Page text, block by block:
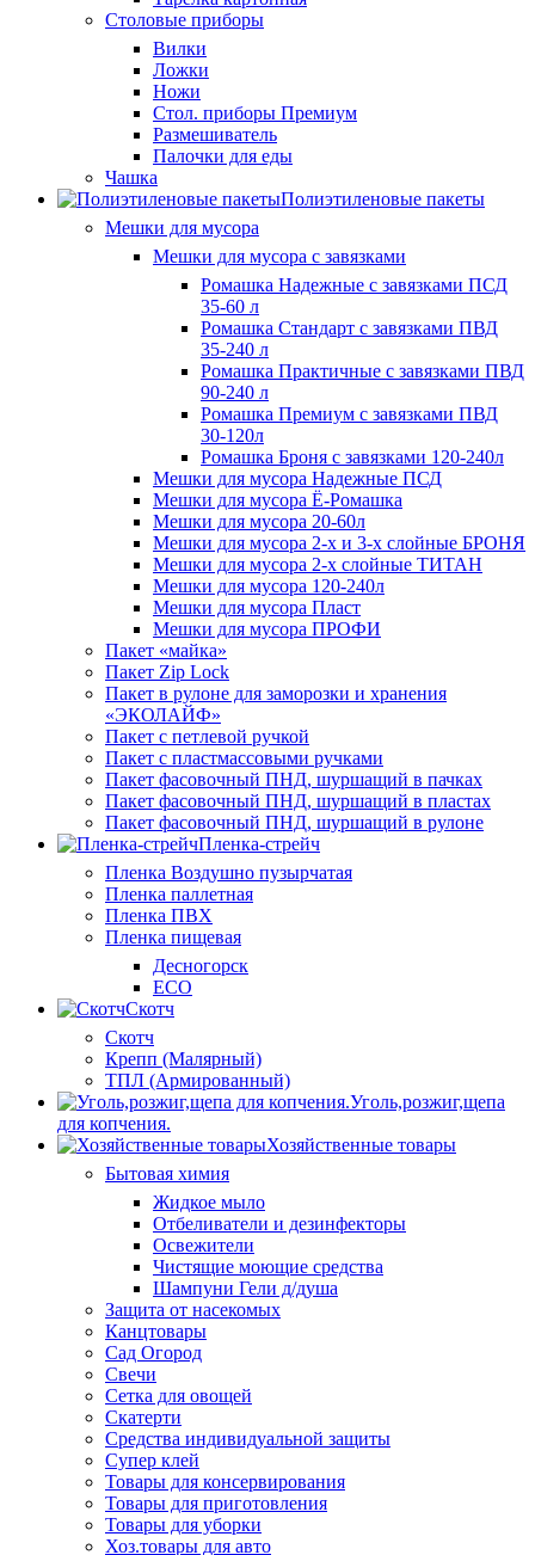
Столовые приборы
Вилки
Ложки
Ножи
Стол. приборы Премиум
Размешиватель
Палочки для еды
Чашка
Полиэтиленовые пакеты
Мешки для мусора
Мешки для мусора с завязками
Ромашка Надежные с завязками ПСД
35-60 л
Ромашка Стандарт с завязками ПВД
35-240 л
Ромашка Практичные с завязками ПВД
90-240 л
Ромашка Премиум с завязками ПВД
30-120л
Ромашка Броня с завязками 120-240л
Мешки для мусора Надежные ПСД
Мешки для мусора Ё-Ромашка
Мешки для мусора 20-60л
Мешки для мусора 2-х и 3-х слойные БРОНЯ
Мешки для мусора 2-х слойные ТИТАН
Мешки для мусора 120-240л
Мешки для мусора Пласт
Мешки для мусора ПРОФИ
Пакет «майка»
Пакет Zip Lock
Пакет в рулоне для заморозки и хранения
«ЭКОЛАЙФ»
Пакет с петлевой ручкой
Пакет с пластмассовыми ручками
Пакет фасовочный ПНД, шуршащий в пачках
Пакет фасовочный ПНД, шуршащий в пластах
Пакет фасовочный ПНД, шуршащий в рулоне
Пленка-стрейч
Пленка Воздушно пузырчатая
Пленка паллетная
Пленка ПВХ
Пленка пищевая
Десногорск
ECO
Скотч
Скотч
Крепп (Малярный)
ТПЛ (Армированный)
Уголь,розжиг,щепа
для копчения.
Хозяйственные товары
Бытовая химия
Жидкое мыло
Отбеливатели и дезинфекторы
Освежители
Чистящие моющие средства
Шампуни Гели д/душа
Защита от насекомых
Канцтовары
Сад Огород
Свечи
Сетка для овощей
Скатерти
Средства индивидуальной защиты
Супер клей
Товары для консервирования
Товары для приготовления
Товары для уборки
Хоз.товары для авто